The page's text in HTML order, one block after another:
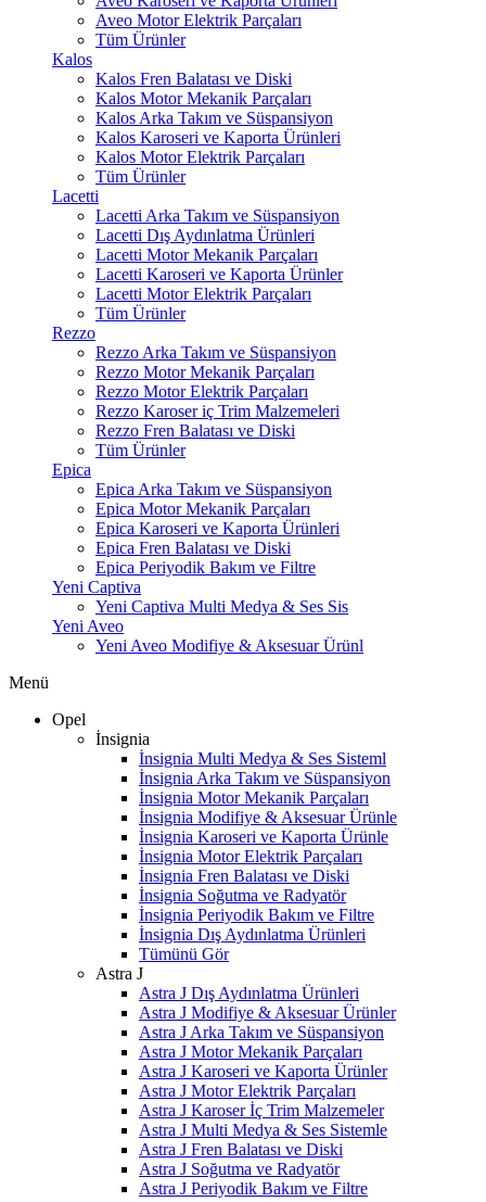
Aveo Motor Elektrik Parçaları
Tüm Ürünler
Kalos
Kalos Fren Balatası ve Diski
Kalos Motor Mekanik Parçaları
Kalos Arka Takım ve Süspansiyon
Kalos Karoseri ve Kaporta Ürünleri
Kalos Motor Elektrik Parçaları
Tüm Ürünler
Lacetti
Lacetti Arka Takım ve Süspansiyon
Lacetti Dış Aydınlatma Ürünleri
Lacetti Motor Mekanik Parçaları
Lacetti Karoseri ve Kaporta Ürünler
Lacetti Motor Elektrik Parçaları
Tüm Ürünler
Rezzo
Rezzo Arka Takım ve Süspansiyon
Rezzo Motor Mekanik Parçaları
Rezzo Motor Elektrik Parçaları
Rezzo Karoser iç Trim Malzemeleri
Rezzo Fren Balatası ve Diski
Tüm Ürünler
Epica
Epica Arka Takım ve Süspansiyon
Epica Motor Mekanik Parçaları
Epica Karoseri ve Kaporta Ürünleri
Epica Fren Balatası ve Diski
Epica Periyodik Bakım ve Filtre
Yeni Captiva
Yeni Captiva Multi Medya & Ses Sis
Yeni Aveo
Yeni Aveo Modifiye & Aksesuar Ürünl
Menü
Opel
İnsignia
İnsignia Multi Medya & Ses Sisteml
İnsignia Arka Takım ve Süspansiyon
İnsignia Motor Mekanik Parçaları
İnsignia Modifiye & Aksesuar Ürünle
İnsignia Karoseri ve Kaporta Ürünle
İnsignia Motor Elektrik Parçaları
İnsignia Fren Balatası ve Diski
İnsignia Soğutma ve Radyatör
İnsignia Periyodik Bakım ve Filtre
İnsignia Dış Aydınlatma Ürünleri
Tümünü Gör
Astra J
Astra J Dış Aydınlatma Ürünleri
Astra J Modifiye & Aksesuar Ürünler
Astra J Arka Takım ve Süspansiyon
Astra J Motor Mekanik Parçaları
Astra J Karoseri ve Kaporta Ürünler
Astra J Motor Elektrik Parçaları
Astra J Karoser İç Trim Malzemeler
Astra J Multi Medya & Ses Sistemle
Astra J Fren Balatası ve Diski
Astra J Soğutma ve Radyatör
Astra J Periyodik Bakım ve Filtre